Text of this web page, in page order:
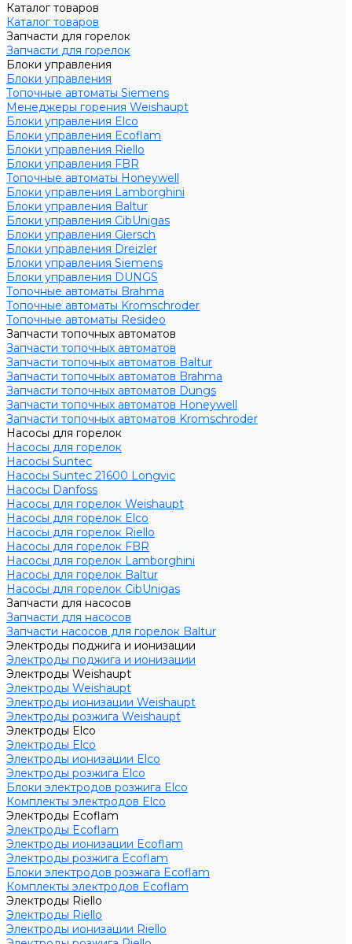
Каталог товаров
Каталог товаров
Запчасти для горелок
Запчасти для горелок
Блоки управления
Блоки управления
Топочные автоматы Siemens
Менеджеры горения Weishaupt
Блоки управления Elco
Блоки управления Ecoflam
Блоки управления Riello
Блоки управления FBR
Топочные автоматы Honeywell
Блоки управления Lamborghini
Блоки управления Baltur
Блоки управления CibUnigas
Блоки управления Giersch
Блоки управления Dreizler
Блоки управления Siemens
Блоки управления DUNGS
Топочные автоматы Brahma
Топочные автоматы Kromschroder
Топочные автоматы Resideo
Запчасти топочных автоматов
Запчасти топочных автоматов
Запчасти топочных автоматов Baltur
Запчасти топочных автоматов Brahma
Запчасти топочных автоматов Dungs
Запчасти топочных автоматов Honeywell
Запчасти топочных автоматов Kromschroder
Насосы для горелок
Насосы для горелок
Насосы Suntec
Насосы Suntec 21600 Longvic
Насосы Danfoss
Насосы для горелок Weishaupt
Насосы для горелок Elco
Насосы для горелок Riello
Насосы для горелок FBR
Насосы для горелок Lamborghini
Насосы для горелок Baltur
Насосы для горелок CibUnigas
Запчасти для насосов
Запчасти для насосов
Запчасти насосов для горелок Baltur
Электроды поджига и ионизации
Электроды поджига и ионизации
Электроды Weishaupt
Электроды Weishaupt
Электроды ионизации Weishaupt
Электроды розжига Weishaupt
Электроды Elco
Электроды Elco
Электроды ионизации Elco
Электроды розжига Elco
Блоки электродов розжига Elco
Комплекты электродов Elco
Электроды Ecoflam
Электроды Ecoflam
Электроды ионизации Ecoflam
Электроды розжига Ecoflam
Блоки электродов розжага Ecoflam
Комплекты электродов Ecoflam
Электроды Riello
Электроды Riello
Электроды ионизации Riello